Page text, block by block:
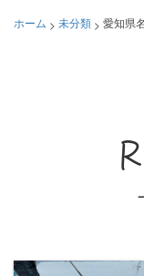
ホーム > 未分類 > 愛知県